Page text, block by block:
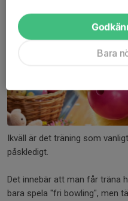
Ikväll är det träning som
påskledigt.
Det innebär att man får träna
bara spela "fri bowling", men
Bara